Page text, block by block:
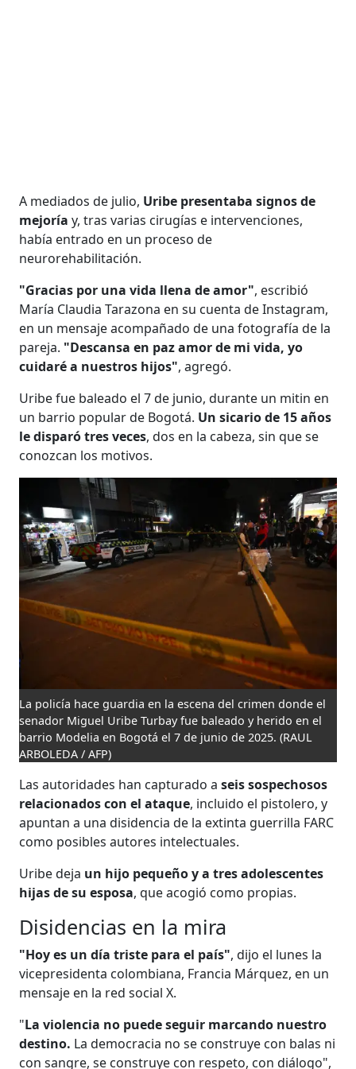
A mediados de julio, Uribe presentaba signos de
mejoríay, tras varias cirugías e intervenciones,
había entrado en un proceso de
neurorehabilitación.
"Gracias por una vida llena de amor", escribió
María Claudia Tarazona en su cuenta de Instagram,
en un mensaje acompañado de una fotografía de la
pareja. "Descansa en paz amor de mi vida, yo
cuidaré a nuestros hijos", agregó.
Uribe fue baleado el 7 de junio, durante un mitin en
un barrio popular de Bogotá. Un sicario de 15 años
le disparó tres veces, dos en la cabeza, sin que se
conozcan los motivos.
La policía hace guardia en la escena del crimen donde el
senador Miguel Uribe Turbay fue baleado y herido en el
barrio Modelia en Bogotá el 7 de junio de 2025. (RAUL
ARBOLEDA / AFP)
Las autoridades han capturado a seis sospechosos
relacionados con el ataque, incluido el pistolero, y
apuntan a una disidencia de la extinta guerrilla FARC
como posibles autores intelectuales.
Uribe deja un hijo pequeño y a tres adolescentes
hijas de su esposa, que acogió como propias.
Disidencias en la mira
"Hoy es un día triste para el país", dijo el lunes la
vicepresidenta colombiana, Francia Márquez, en un
mensaje en la red social X.
"La violencia no puede seguir marcando nuestro
destino. La democracia no se construye con balas ni
con sangre, se construye con respeto, con diálogo",